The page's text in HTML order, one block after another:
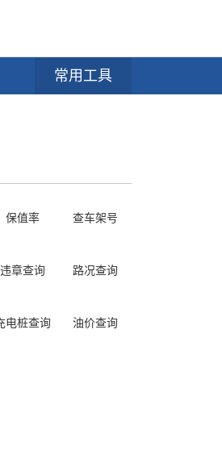
常用工具
保值率 查车架号
违章查询 路况查询
电桩查询 油价查询